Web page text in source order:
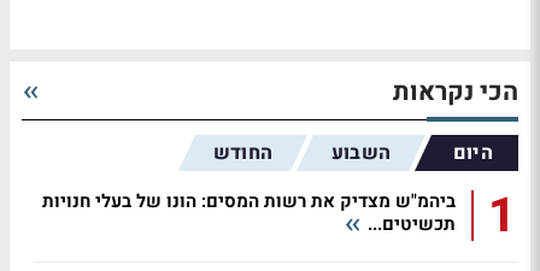
הכי נקראות
היום השבוע החודש
1
ביהמ"ש מצדיק את רשות המסים: הונו של בעלי חנויות
תכשיטים...